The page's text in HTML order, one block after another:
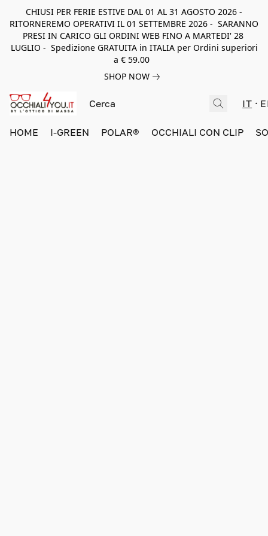
CHIUSI PER FERIE ESTIVE DAL 01 AL 31 AGOSTO 2026 -
RITORNEREMO OPERATIVI IL 01 SETTEMBRE 2026 - SARANNO
PRESI IN CARICO GLI ORDINI WEB FINO A MARTEDI' 28
LUGLIO - Spedizione GRATUITA in ITALIA per Ordini superiori
a € 59.00
SHOP NOW
IT
HOME I-GREEN POLAR® OCCHIALI CON CLIP